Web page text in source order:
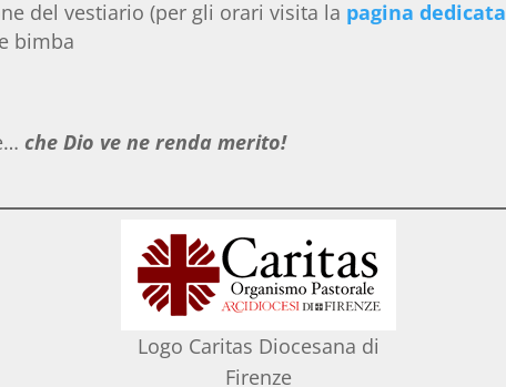
del vestiario (per gli orari visita la pagina dedicata
bimba
che Dio ve ne renda merito!
Logo Caritas Diocesana di
Firenze